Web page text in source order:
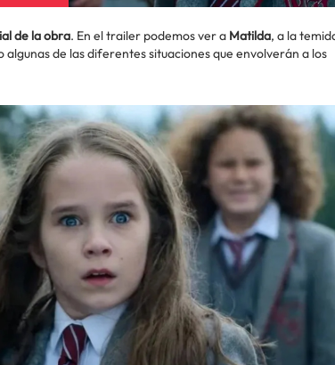
de la obra. En el trailer podemos ver a Matilda, a la
algunas de las diferentes situaciones que envolverán a los